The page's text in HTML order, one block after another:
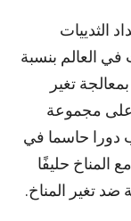
الثدييات
في العالم بنسبة
تغير
على مجموعة
دورا حاسما في
المناخ حليفًا
ضد تغير المناخ.